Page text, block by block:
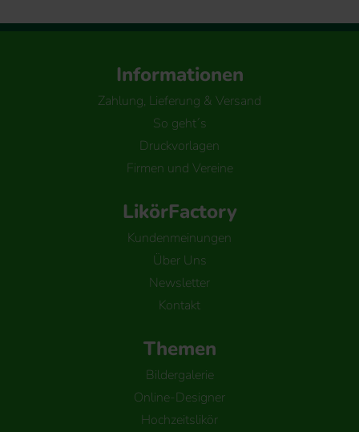
Informationen
Zahlung, Lieferung & Versand
So geht´s
Druckvorlagen
Firmen und Vereine
LikörFactory
Kundenmeinungen
Über Uns
Newsletter
Kontakt
Themen
Bildergalerie
Online-Designer
Hochzeitslikör